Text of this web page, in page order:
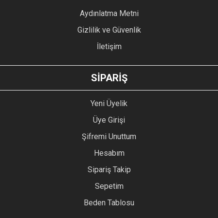
GÖNDER
Aydınlatma Metni
Gizlilik ve Güvenlik
İletişim
SİPARİŞ
Yeni Üyelik
Üye Girişi
Şifremi Unuttum
Hesabım
Sipariş Takip
Sepetim
Beden Tablosu